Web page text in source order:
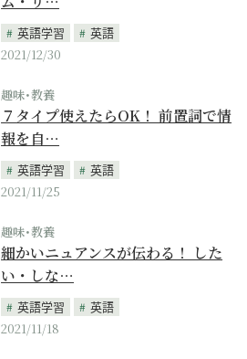
英語学習
英語
2021/12/30
趣味･教養
７タイプ使えたらOK！ 前置詞で情
報を自…
英語学習
英語
2021/11/25
趣味･教養
細かいニュアンスが伝わる！ した
い・しな…
英語学習
英語
2021/11/18